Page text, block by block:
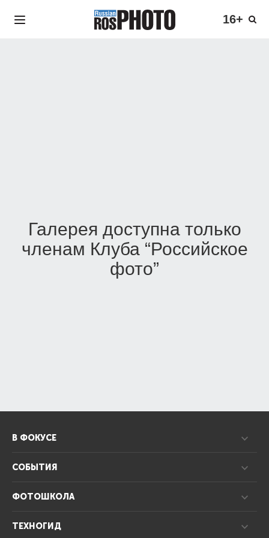
16+
Галерея доступна только
членам Клуба “Российское
фото”
В ФОКУСЕ
СОБЫТИЯ
ФОТОШКОЛА
ТЕХНОГИД